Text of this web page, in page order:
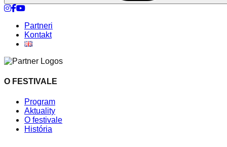
Nastavenia cookies
Partneri
Kontakt
O FESTIVALE
Program
Aktuality
O festivale
História